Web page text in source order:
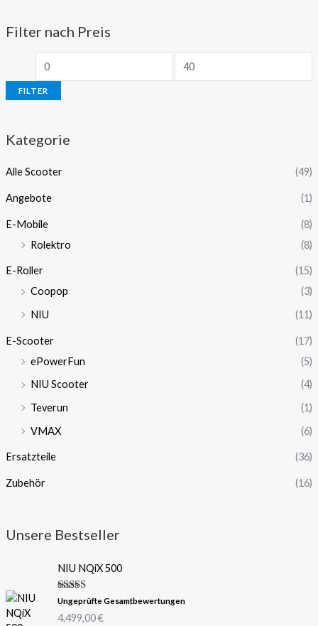
Filter nach Preis
FILTER
Kategorie
Alle Scooter (49)
Angebote (1)
E-Mobile
(8)
Rolektro
(8)
E-Roller
(15)
Coopop
(3)
NIU
(11)
E-Scooter
(17)
ePowerFun
(5)
NIU Scooter
(4)
Teverun
(1)
VMAX
(6)
Ersatzteile (36)
Zubehör (16)
Unsere Bestseller
NIU NQiX 500
Bewertet
von 5
Ungeprüfte Gesamtbewertungen
4.499,00€